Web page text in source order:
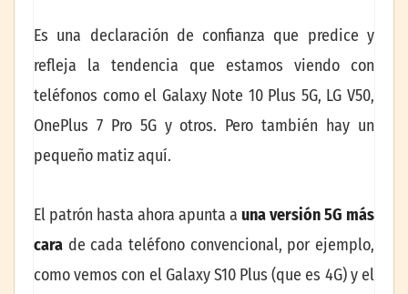
Es una declaración de confianza que predice y
refleja la tendencia que estamos viendo con
teléfonos como el Galaxy Note 10 Plus 5G, LG V50,
OnePlus 7 Pro 5G y otros. Pero también hay un
pequeño matiz aquí.
El patrón hasta ahora apunta a una versión 5G más
cara de cada teléfono convencional, por ejemplo,
como vemos con el Galaxy S10 Plus (que es 4G) y el